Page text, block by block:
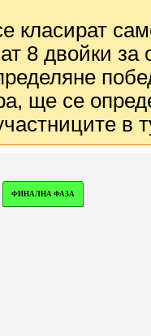
класират
8 двойки
ще се
в
ФИНАЛНА ФАЗА